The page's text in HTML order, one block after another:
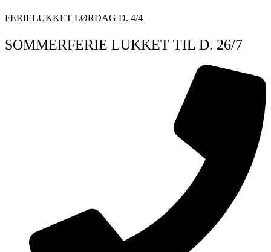
Videre
indhold
FERIELUKKET LØRDAG D. 4/4
SOMMERFERIE LUKKET TIL D. 26/7